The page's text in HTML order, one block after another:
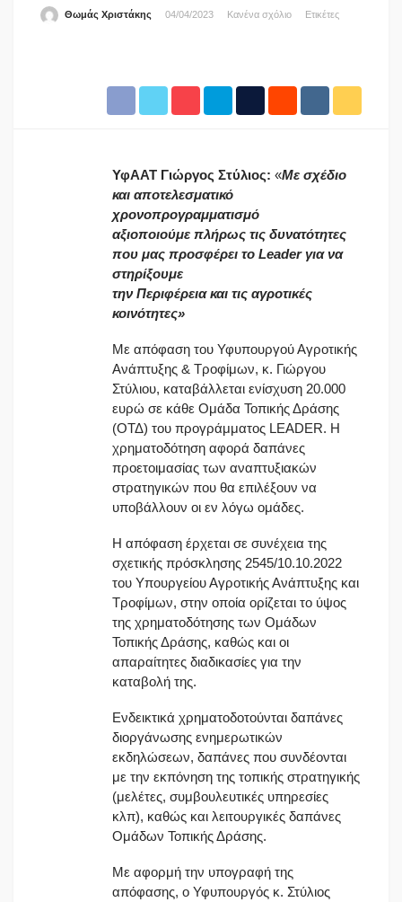
Θωμάς Χριστάκης 04/04/2023 Κανένα σχόλιο Ετικέτες
ΥφΑΑΤ Γιώργος Στύλιος: «Με σχέδιο
και αποτελεσματικό
χρονοπρογραμματισμό
αξιοποιούμε πλήρως τις δυνατότητες
που μας προσφέρει το Leaderγια να
στηρίξουμε
την Περιφέρεια και τις αγροτικές
κοινότητες»
Με απόφαση του Υφυπουργού Αγροτικής
Ανάπτυξης & Τροφίμων, κ. Γιώργου
Στύλιου, καταβάλλεται ενίσχυση 20.000
ευρώ σε κάθε Ομάδα Τοπικής Δράσης
(ΟΤΔ) του προγράμματος LEADER. Η
χρηματοδότηση αφορά δαπάνες
προετοιμασίας των αναπτυξιακών
στρατηγικών που θα επιλέξουν να
υποβάλλουν οι εν λόγω ομάδες.
Η απόφαση έρχεται σε συνέχεια της
σχετικής πρόσκλησης 2545/10.10.2022
του Υπουργείου Αγροτικής Ανάπτυξης και
Τροφίμων, στην οποία ορίζεται το ύψος
της χρηματοδότησης των Ομάδων
Τοπικής Δράσης, καθώς και οι
απαραίτητες διαδικασίες για την
καταβολή της.
Ενδεικτικά χρηματοδοτούνται δαπάνες
διοργάνωσης ενημερωτικών
εκδηλώσεων, δαπάνες που συνδέονται
με την εκπόνηση της τοπικής στρατηγικής
(μελέτες, συμβουλευτικές υπηρεσίες
κλπ), καθώς και λειτουργικές δαπάνες
Ομάδων Τοπικής Δράσης.
Με αφορμή την υπογραφή της
απόφασης, ο Υφυπουργός κ. Στύλιος